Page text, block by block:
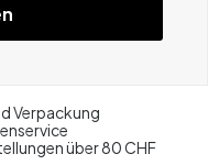
Verpackung
über 80 CHF